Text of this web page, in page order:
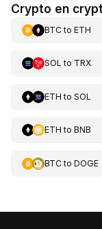
Crypto en
BTCto ETH
SOL to TRX
ETH to SOL
ETH to BNB
BTCto DOGE